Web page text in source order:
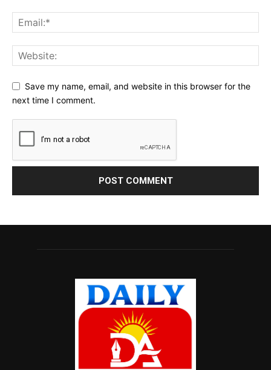
Save my name, email, and website in this browser for the
next time I comment.